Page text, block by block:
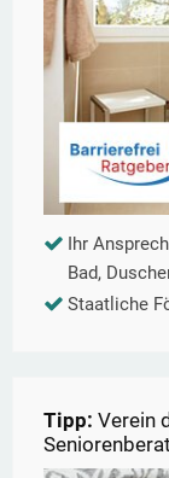
Ihr
Bad,
Staatliche
Tipp: Verein